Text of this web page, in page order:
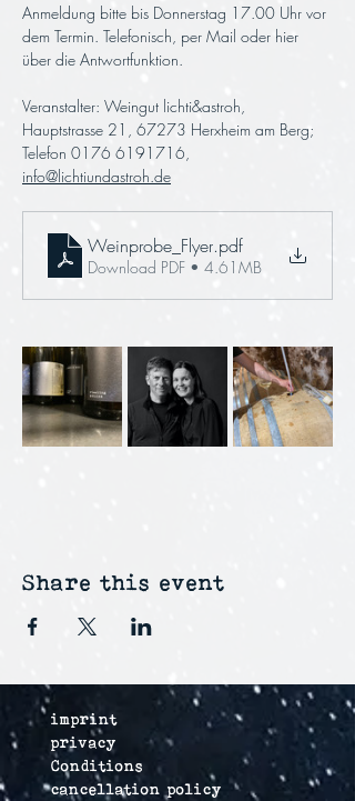
Anmeldung bitte bis Donnerstag 17.00 Uhr vor
dem Termin. Telefonisch, per Mail oder hier
über die Antwortfunktion.
Veranstalter: Weingut lichti&astroh,
Hauptstrasse 21, 67273 Herxheim am Berg;
Telefon 0176 6191716,
info@lichtiundastroh.de
Weinprobe_Flyer.pdf
Download PDF • 4.61MB
Share this event
imprint
privacy
Conditions
cancellation policy